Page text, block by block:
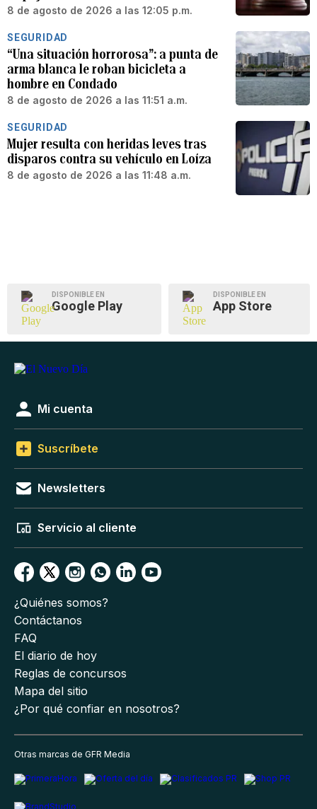
8 de agosto de 2026 a las 12:05 p.m.
SEGURIDAD
“Una situación horrorosa”: a punta de
arma blanca le roban bicicleta a
hombre en Condado
8 de agosto de 2026 a las 11:51 a.m.
SEGURIDAD
Mujer resulta con heridas leves tras
disparos contra su vehículo en Loíza
8 de agosto de 2026 a las 11:48 a.m.
DISPONIBLE EN
Google Play
DISPONIBLE EN
App Store
Mi cuenta
Suscríbete
Newsletters
Servicio al cliente
¿Quiénes somos?
Contáctanos
FAQ
El diario de hoy
Reglas de concursos
Mapa del sitio
¿Por qué confiar en nosotros?
Otras marcas de GFR Media